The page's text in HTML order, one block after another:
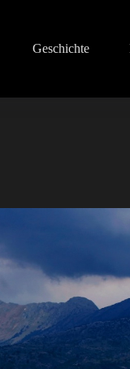
Geschichte